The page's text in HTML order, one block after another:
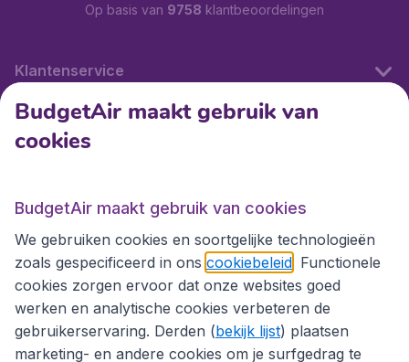
Op basis van 9758 klantbeoordelingen
Klantenservice
Internationale sites
Internationale sites
BudgetAir maakt gebruik van
cookies
BudgetAir maakt gebruik van cookies
We gebruiken cookies en soortgelijke technologieën
zoals gespecificeerd in ons cookiebeleid . Functionele
cookies zorgen ervoor dat onze websites goed
werken en analytische cookies verbeteren de
gebruikerservaring. Derden (bekijk lijst) plaatsen
marketing- en andere cookies om je surfgedrag te